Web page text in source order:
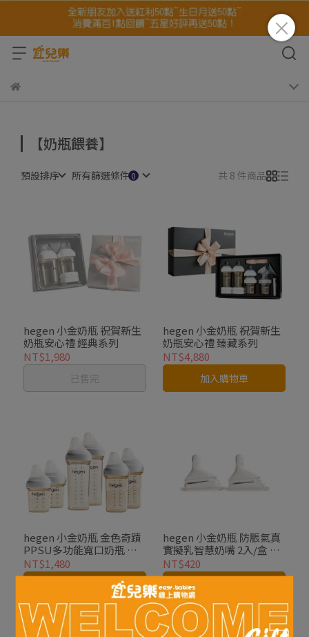
【奶瓶餵養】
預設排序 所有篩選條件 共 8 件商品
hegen 小金奶瓶 祝賀新生
奶瓶安心禮 經典系列
NT$1,980
已售完
hegen 小金奶瓶 祝賀新生
奶瓶安心禮 臻藏系列
NT$4,880
加入購物車
hegen 小金奶瓶 金色奇蹟
PPSU多功能寬口奶瓶 雙
瓶組
NT$1,480
hegen 小金奶瓶 防脹氣真
實擬乳智慧奶嘴 2入/盒 微
慢速/慢速/中速/快速/Y字
NT$420